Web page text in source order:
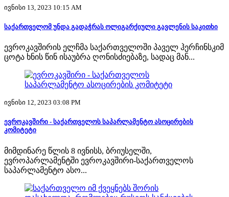
ივნისი 13, 2023 10:15 AM
საქართველომ უნდა გადაჭრას ოლიგარქიული გავლენის საკითხი
ევროკავშირის ელჩმა საქართველოში პაველ ჰერჩინსკიმ
ცოტა ხნის წინ ისაუბრა ღონისძიებაზე, სადაც მან...
ივნისი 12, 2023 03:08 PM
ევროკავშირი - საქართველოს საპარლამენტო ასოცირების
კომიტეტი
მიმდინარე წლის 8 ივნისს, ბრიუსელში,
ევროპარლამენტში ევროკავშირი-საქართველოს
საპარლამენტო ასო...